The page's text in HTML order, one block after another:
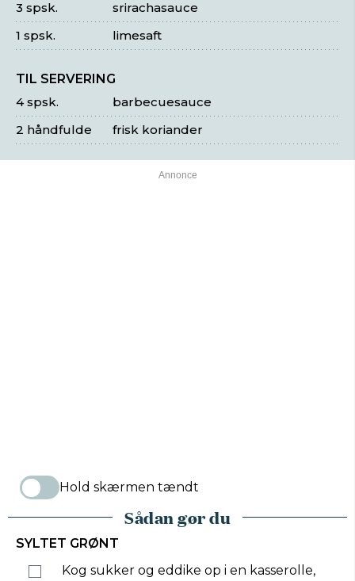
srirachasauce
3 spsk.
limesaft
1 spsk.
TIL SERVERING
barbecuesauce
4 spsk.
frisk koriander
2 håndfulde
Hold skærmen tændt
Sådan gør du
SYLTET GRØNT
Kog sukker og eddike op i en kasserolle,